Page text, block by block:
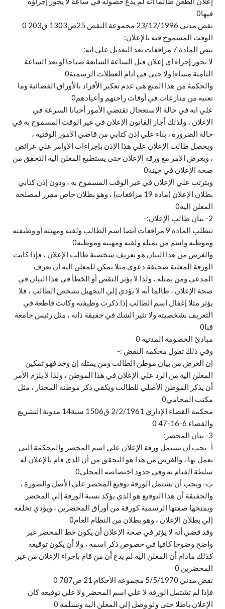
فيها0
نقض مدني 23/12/1996 مجموعة النقض 25ص1303 ق203 0
الوقت المسموح فيه بالإعلان:-
تنص المادة 7 مرافعات بعد التعديل علي انه:-
لا يجوز إجراء أي إعلان قبل الساعة السابعة صباحا أو بعد الساعة
الثامنة مساءا ولا حتى في أيام العطلات الرسمية0
والحكمة من هذا المنع هي عدم تعكير الأفراد بالأوراق القضائية وما
تعنيه من منازعات في أوقات راحتهم وأعيادهم0
علي انه في حالة الاستعجال تقتضي الأمور أحيانا السرعة في
الإعلان ، ولذلك أجاز القانون الإعلان في غير الوقت المسموح به في
حالة الضرورة ، بناء علي إذن كتابي من قاضي الأمور الوقتية ،
ويحصل طالب الإعلان علي هذا الإذن بإجراءات الأوامر علي عرائض
، ويعرض الأمر مع ورقة الإعلان حتى يستطيع المعلن اليه التحقق من
صحة الإعلان في حينه0
ويترتب علي الإعلان في غير الوقت المسموح به ، ودون إذن كتابي
بطلان الإعلان (مادة 19 مرافعات) ، وهو بطلان خاص مقرر لمصلحة
المعلن اليه0
2- بيان طالب الإعلان:-
تتطلب المادة 9 مرافعات أيضا اسم الطالب ولقبه ومهنته أو وظيفته
وموطنه واسم من يمثله ولقبه ومهنته وموطنه0
والغرض من هذا البيان هو تعريف شخصية طالب الإعلان ، فإذا كانت
الورقة المعلنة صحيفة دعوى مثلا يمكن للمعلن اليه أن يعرف
المدعي ومن يمثله ، ولذا لا يؤثر النقص أو الخطأ في هذا البيان في
صحة الإعلان ، طالما أنه لا يؤدي إلي التجهيل بشخص الطالب ، فلا
يؤثر مثلا إغفال اسم الطالب إذا ذكرت وظيفته وكانت قاطعة في
التعريف بشخصيته ولا تثير الشك في حقيقة ذاته ، مثل رئيس جامعة
قنا0
مبادئ الخصومة المدنية 0
وفي ذلك تقول محكمة النقض :-
إن الغرض من بيان موطن الطالب ومن يمثله إن وجد فهو تمكين
المعلن اليه من الرد علي الإعلان في هذا الموطن ، ولذا لا يلزم الأمر
أن يذكر الموطن الأصلي للطالب ويكفي ذكر موطنه المختار ، مثل
مكتب المحامي0
محكمة القضاء الإداري 2/2/1961 ق1506 سنة14 مدونة التشريع
والقضاء 6-16-47 0
3- بيان المحضر:-
أ‌- يجب أن تشتمل ورقة الإعلان علي اسم المحضر والمحكمة التي
يعمل بها ، والغرض من هذا هو التحقق من أن الذي قام بالإعلان له
سلطة القيام به وفي حدود اختصاصه المحلي0
ب‌- ويجب أن تشتمل الورقة توقيع المحضر علي الأصل والصورة ،
والحقيقة أن هذا التوقيع هو الذي يؤكد نسبة الورقة إلي المحضر
ويمنحها صفتها الرسمية كورقة من أوراق المحضرين ، ويؤدي تخلفه
إلي بطلان الإعلان ، وهو بطلان من النظام العام0
وقد قضي أنه لا يؤثر في صحة الإعلان أن يكون خط المحضر غير
واضح وضوحا كافيا في خصوص ذكر اسمه ، ولا أن يكون توقيعه
كذلك مادام أن المعلن اليه لم يدع أن من قام بإجراء الإعلان من غير
المحضرين 0
نقض مدني 5/5/1970 مجموعة الأحكام 21 ص787 0
فإذا لم تشتمل الورقة لا علي اسم المحضر ولا علي توقيعه كان
الإعلان باطلا حتى ولو وصل إلي المعلن اليه وتسلمه 0